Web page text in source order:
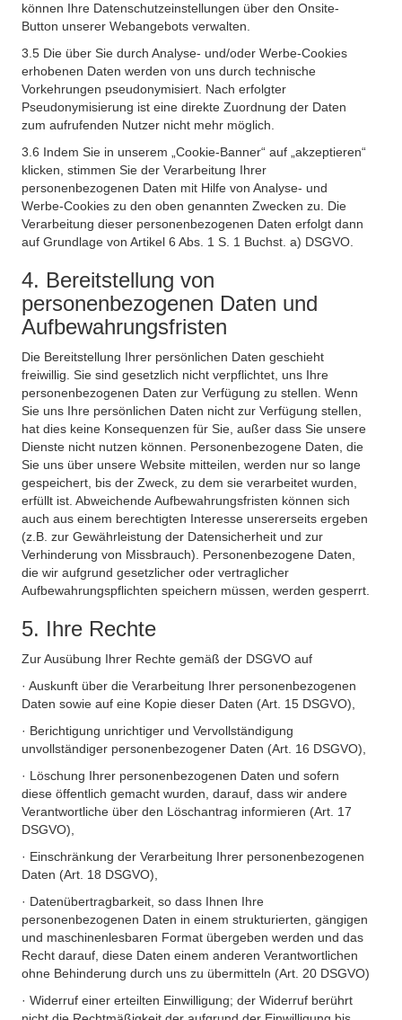
können Ihre Datenschutzeinstellungen über den Onsite-
Button unserer Webangebots verwalten.
3.5 Die über Sie durch Analyse- und/oder Werbe-Cookies
erhobenen Daten werden von uns durch technische
Vorkehrungen pseudonymisiert. Nach erfolgter
Pseudonymisierung ist eine direkte Zuordnung der Daten
zum aufrufenden Nutzer nicht mehr möglich.
3.6 Indem Sie in unserem „Cookie-Banner“ auf „akzeptieren“
klicken, stimmen Sie der Verarbeitung Ihrer
personenbezogenen Daten mit Hilfe von Analyse- und
Werbe-Cookies zu den oben genannten Zwecken zu. Die
Verarbeitung dieser personenbezogenen Daten erfolgt dann
auf Grundlage von Artikel 6 Abs. 1 S. 1 Buchst. a) DSGVO.
4. Bereitstellung von
personenbezogenen Daten und
Aufbewahrungsfristen
Die Bereitstellung Ihrer persönlichen Daten geschieht
freiwillig. Sie sind gesetzlich nicht verpflichtet, uns Ihre
personenbezogenen Daten zur Verfügung zu stellen. Wenn
Sie uns Ihre persönlichen Daten nicht zur Verfügung stellen,
hat dies keine Konsequenzen für Sie, außer dass Sie unsere
Dienste nicht nutzen können. Personenbezogene Daten, die
Sie uns über unsere Website mitteilen, werden nur so lange
gespeichert, bis der Zweck, zu dem sie verarbeitet wurden,
erfüllt ist. Abweichende Aufbewahrungsfristen können sich
auch aus einem berechtigten Interesse unsererseits ergeben
(z.B. zur Gewährleistung der Datensicherheit und zur
Verhinderung von Missbrauch). Personenbezogene Daten,
die wir aufgrund gesetzlicher oder vertraglicher
Aufbewahrungspflichten speichern müssen, werden gesperrt.
5. Ihre Rechte
Zur Ausübung Ihrer Rechte gemäß der DSGVO auf
· Auskunft über die Verarbeitung Ihrer personenbezogenen
Daten sowie auf eine Kopie dieser Daten (Art. 15 DSGVO),
· Berichtigung unrichtiger und Vervollständigung
unvollständiger personenbezogener Daten (Art. 16 DSGVO),
· Löschung Ihrer personenbezogenen Daten und sofern
diese öffentlich gemacht wurden, darauf, dass wir andere
Verantwortliche über den Löschantrag informieren (Art. 17
DSGVO),
· Einschränkung der Verarbeitung Ihrer personenbezogenen
Daten (Art. 18 DSGVO),
· Datenübertragbarkeit, so dass Ihnen Ihre
personenbezogenen Daten in einem strukturierten, gängigen
und maschinenlesbaren Format übergeben werden und das
Recht darauf, diese Daten einem anderen Verantwortlichen
ohne Behinderung durch uns zu übermitteln (Art. 20 DSGVO)
· Widerruf einer erteilten Einwilligung; der Widerruf berührt